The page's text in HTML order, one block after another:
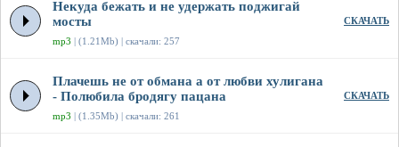
Некуда бежать и не удержать поджигай
мосты
mp3 | (1.21Mb) | скачали: 257
СКАЧАТЬ
Плачешь не от обмана а от любви хулигана
- Полюбила бродягу пацана
mp3 | (1.35Mb) | скачали: 261
СКАЧАТЬ